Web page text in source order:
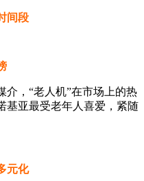
间段
，“老人机”在市场上的热
基亚最受老年人喜爱，紧随
元化